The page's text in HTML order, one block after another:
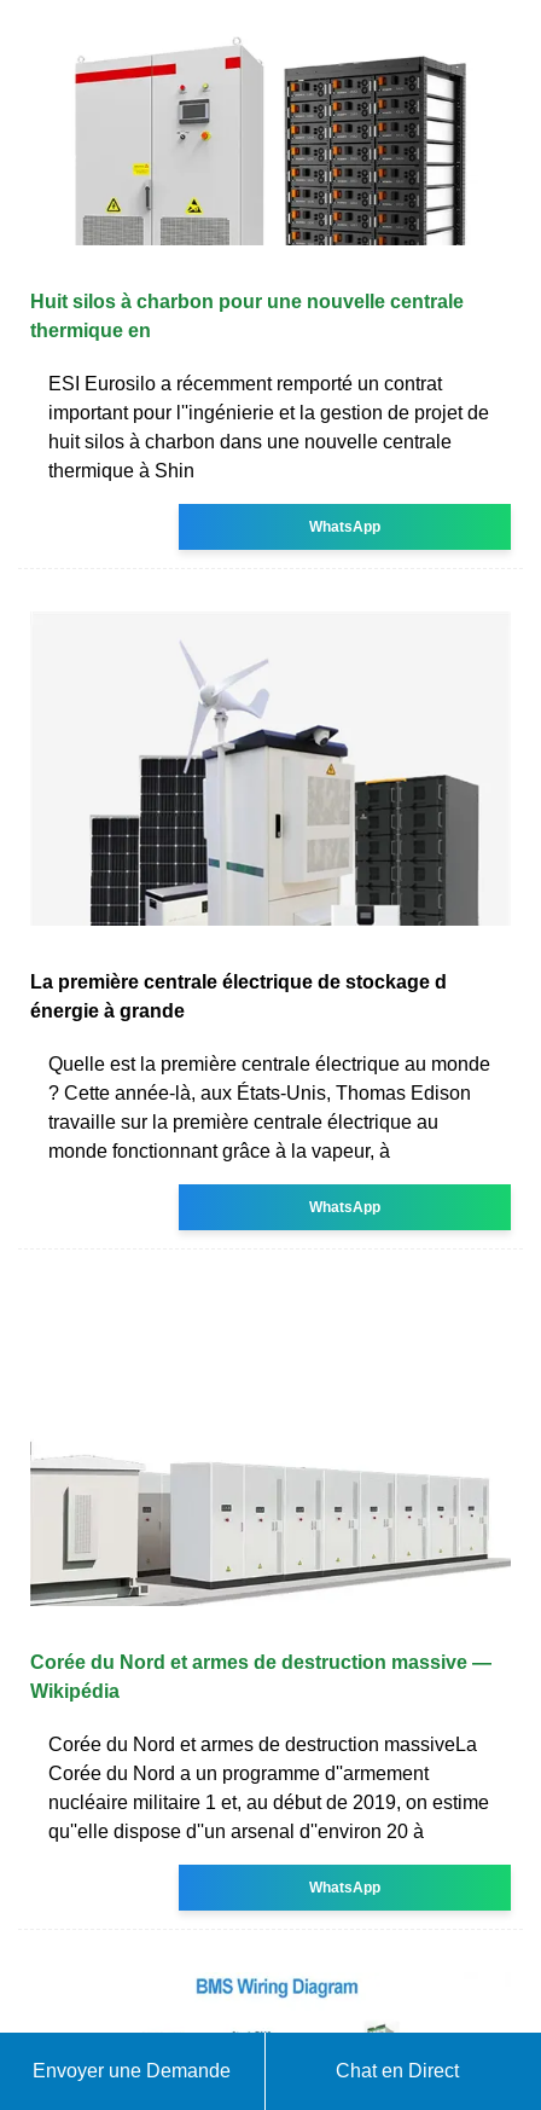
Huit silos à charbon pour une nouvelle centrale
thermique en
ESI Eurosilo a récemment remporté un contrat
important pour l''ingénierie et la gestion de projet de
huit silos à charbon dans une nouvelle centrale
thermique à Shin
WhatsApp
La première centrale électrique de stockage d
énergie à grande
Quelle est la première centrale électrique au monde
? Cette année-là, aux États-Unis, Thomas Edison
travaille sur la première centrale électrique au
monde fonctionnant grâce à la vapeur, à
WhatsApp
Corée du Nord et armes de destruction massive —
Wikipédia
Corée du Nord et armes de destruction massiveLa
Corée du Nord a un programme d''armement
nucléaire militaire 1 et, au début de 2019, on estime
qu''elle dispose d''un arsenal d''environ 20 à
WhatsApp
Envoyer une Demande Chat en Direct